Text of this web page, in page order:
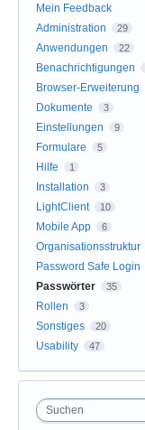
Mein Feedback
Administration
29
Anwendungen 22
Benachrichtigungen
Browser-Erweiterung
Dokumente 3
Einstellungen 9
Formulare 5
Hilfe 1
Installation 3
LightClient 10
Mobile App 6
Organisationsstruktur
Password Safe Login
Passwörter 35
Rollen 3
Sonstiges 20
Usability 47
Suchen